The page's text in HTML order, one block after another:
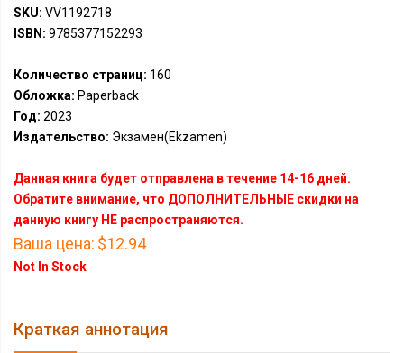
SKU: VV1192718
ISBN: 9785377152293
Количество страниц: 160
Обложка: Paperback
Год: 2023
Издательство: Экзамен(Ekzamen)
Данная книга будет отправлена в течение 14-16 дней.
Обратите внимание, что ДОПОЛНИТЕЛЬНЫЕ скидки на
данную книгу НЕ распространяются.
Ваша цена: $12.94
Not In Stock
Краткая аннотация